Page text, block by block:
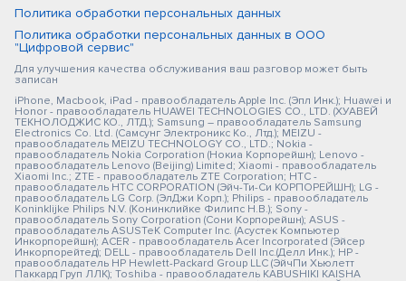
Политика обработки персональных данных
Политика обработки персональных данных в ООО
"Цифровой сервис"
Для улучшения качества обслуживания ваш разговор может быть
записан
iPhone, Macbook, iPad - правообладатель Apple Inc. (Эпл Инк.); Huawei и
Honor - правообладатель HUAWEI TECHNOLOGIES CO., LTD. (ХУАВЕЙ
ТЕКНОЛОДЖИС КО., ЛТД.); Samsung – правообладатель Samsung
Electronics Co. Ltd. (Самсунг Электроникс Ко., Лтд.); MEIZU -
правообладатель MEIZU TECHNOLOGY CO., LTD.; Nokia -
правообладатель Nokia Corporation (Нокиа Корпорейшн); Lenovo -
правообладатель Lenovo (Beijing) Limited; Xiaomi - правообладатель
Xiaomi Inc.; ZTE - правообладатель ZTE Corporation; HTC -
правообладатель HTC CORPORATION (Эйч-Ти-Си КОРПОРЕЙШН); LG -
правообладатель LG Corp. (ЭлДжи Корп.); Philips - правообладатель
Koninklijke Philips N.V. (Конинклийке Филипс Н.В.); Sony -
правообладатель Sony Corporation (Сони Корпорейшн); ASUS -
правообладатель ASUSTeK Computer Inc. (Асустек Компьютер
Инкорпорейшн); ACER - правообладатель Acer Incorporated (Эйсер
Инкорпорейтед); DELL - правообладатель Dell Inc.(Делл Инк.); HP -
правообладатель HP Hewlett-Packard Group LLC (ЭйчПи Хьюлетт
Паккард Груп ЛЛК); Toshiba - правообладатель KABUSHIKI KAISHA